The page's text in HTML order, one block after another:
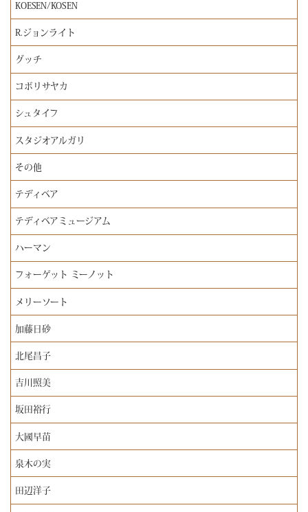
KOESEN/KOSEN
R.ジョンライト
グッチ
コボリサヤカ
シュタイフ
スタジオアルガリ
その他
テディベア
テディベアミュージアム
ハーマン
フォーゲット ミーノット
メリーソート
加藤日砂
北尾昌子
吉川照美
坂田裕行
大國早苗
泉木の実
田辺洋子